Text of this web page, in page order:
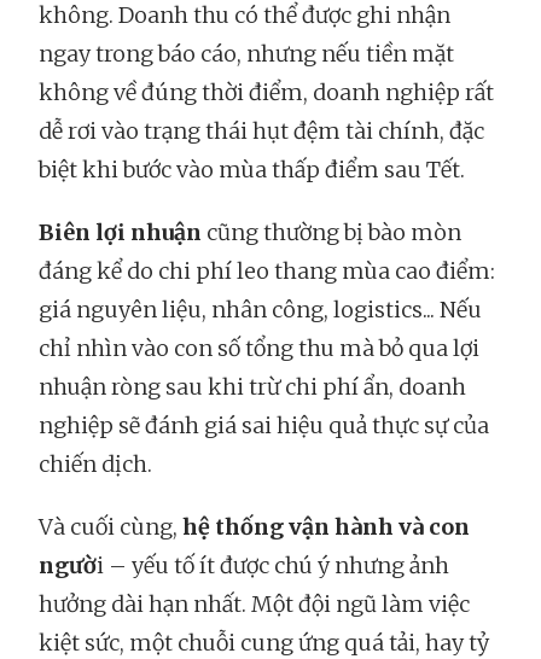
không. Doanh thu có thể được ghi nhận
ngay trong báo cáo, nhưng nếu tiền mặt
không về đúng thời điểm, doanh nghiệp rất
dễ rơi vào trạng thái hụt đệm tài chính, đặc
biệt khi bước vào mùa thấp điểm sau Tết.
Biên lợi nhuận cũng thường bị bào mòn
đáng kể do chi phí leo thang mùa cao điểm:
giá nguyên liệu, nhân công, logistics... Nếu
chỉ nhìn vào con số tổng thu mà bỏ qua lợi
nhuận ròng sau khi trừ chi phí ẩn, doanh
nghiệp sẽ đánh giá sai hiệu quả thực sự của
chiến dịch.
Và cuối cùng, hệ thống vận hành và con
người – yếu tố ít được chú ý nhưng ảnh
hưởng dài hạn nhất. Một đội ngũ làm việc
kiệt sức, một chuỗi cung ứng quá tải, hay tỷ